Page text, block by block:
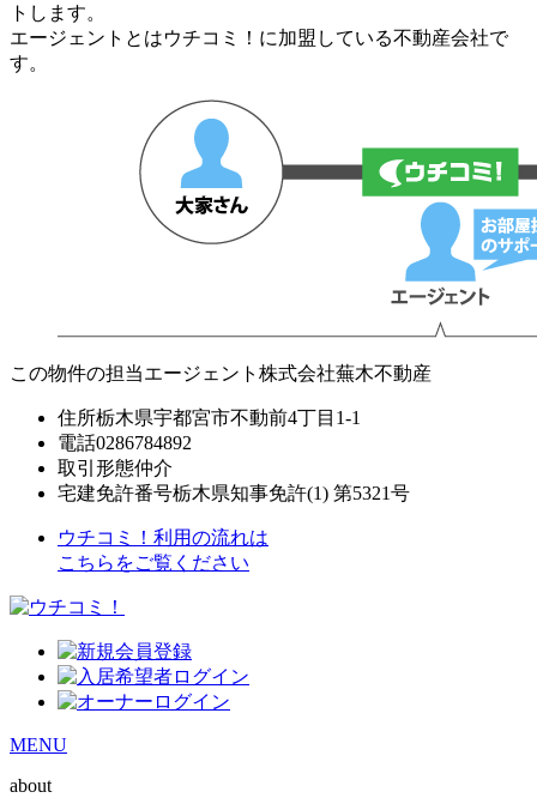
トします。
エージェントとはウチコミ！に加盟している不動産会社で
す。
この物件の担当エージェント 株式会社蕪木不動産
住所栃木県宇都宮市不動前4丁目1-1
電話0286784892
取引形態仲介
宅建免許番号栃木県知事免許(1) 第5321号
ウチコミ！利用の流れは
こちらをご覧ください
MENU
about